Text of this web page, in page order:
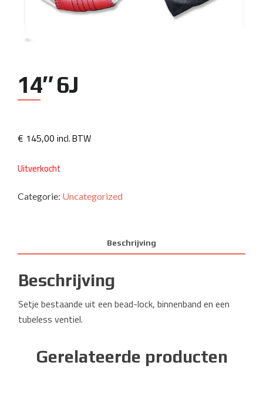
14″ 6J
€ 145,00 incl. BTW
Uitverkocht
Categorie: Uncategorized
Beschrijving
Beschrijving
Setje bestaande uit een bead-lock, binnenband en een
tubeless ventiel.
Gerelateerde producten